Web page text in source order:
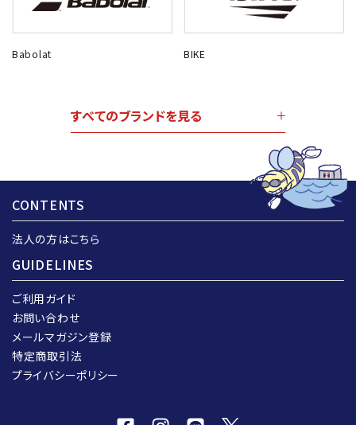
Babolat BIKE
すべてのブランドを見る
CONTENTS
法人の方はこちら
GUIDELINES
ご利用ガイド
お問い合わせ
メールマガジン登録
特定商取引法
プライバシーポリシー